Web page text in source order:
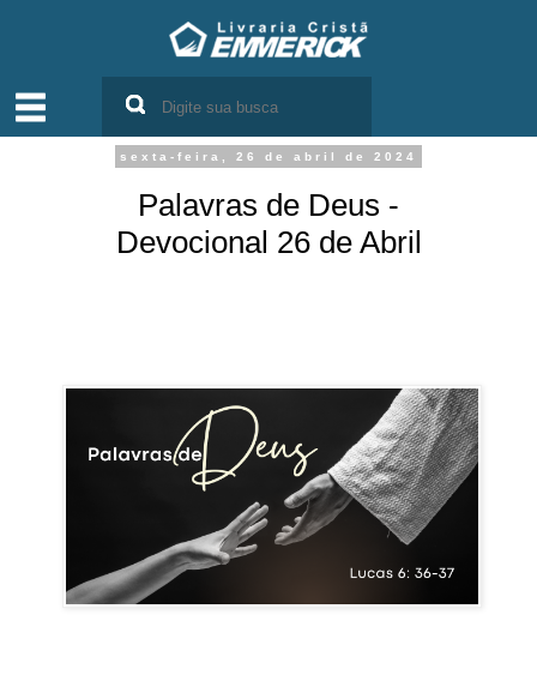
sexta-feira, 26 de abril de 2024
Palavras de Deus -
Devocional 26 de Abril